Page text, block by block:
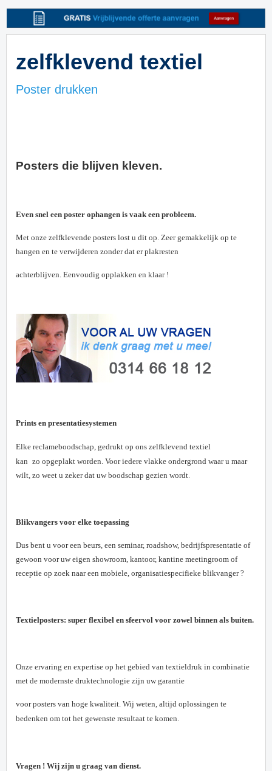
zelfklevend textiel
Poster drukken
Posters die blijven kleven.
Even snel een poster ophangen is vaak een probleem.
Met onze zelfklevende posters lost u dit op. Zeer gemakkelijk op te
hangen en te verwijderen zonder dat er plakresten
achterblijven. Eenvoudig opplakken en klaar !
Prints en presentatiesystemen
Elke reclameboodschap, gedrukt op ons zelfklevend textiel
kan zo opgeplakt worden. Voor iedere vlakke ondergrond waar u maar
wilt, zo weet u zeker dat uw boodschap gezien wordt
Blikvangers voor elke toepassing
Dus bent u voor een beurs, een seminar, roadshow, bedrijfspresentatie of
gewoon voor uw eigen showroom, kantoor, kantine meetingroom of
receptie op zoek naar een mobiele, organisatiespecifieke blikvanger ?
Textielposters: super flexibel en sfeervol voor zowel binnen als buiten.
Onze ervaring en expertise op het gebied van textieldruk in combinatie
met de modernste druktechnologie zijn uw garantie
voor posters van hoge kwaliteit. Wij weten, altijd oplossingen te
bedenken om tot het gewenste resultaat te komen.
Vragen ! Wij zijn u graag van dienst.